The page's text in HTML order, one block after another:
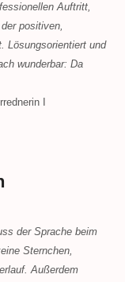
Auftritt,
positiven,
Lösungsorientiert und
wunderbar: Da
I
der Sprache beim
Sternchen,
Außerdem